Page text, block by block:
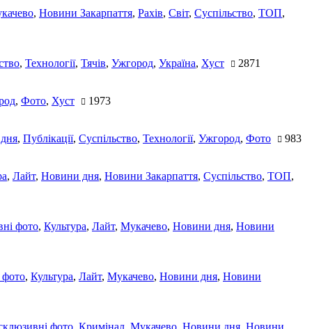
, Новини Закарпаття, Рахів, Світ, Суспільство, ТОП,
, Технології, Тячів, Ужгород, Україна, Хуст 2871
, Фото, Хуст 1973
, Публікації, Суспільство, Технології, Ужгород, Фото 983
, Лайт, Новини дня, Новини Закарпаття, Суспільство, ТОП,
фото, Культура, Лайт, Мукачево, Новини дня, Новини
фото, Культура, Лайт, Мукачево, Новини дня, Новини